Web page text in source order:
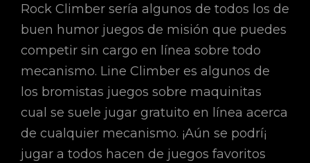
Rock Climber serí­a algunos de todos los de
buen humor juegos de misión que puedes
competir sin cargo en línea sobre todo
mecanismo. Line Climber es algunos de
los bromistas juegos sobre maquinitas
cual se suele jugar gratuito en línea acerca
de cualquier mecanismo. ¡Aún se podrí¡
jugar a todos hacen de juegos favoritos